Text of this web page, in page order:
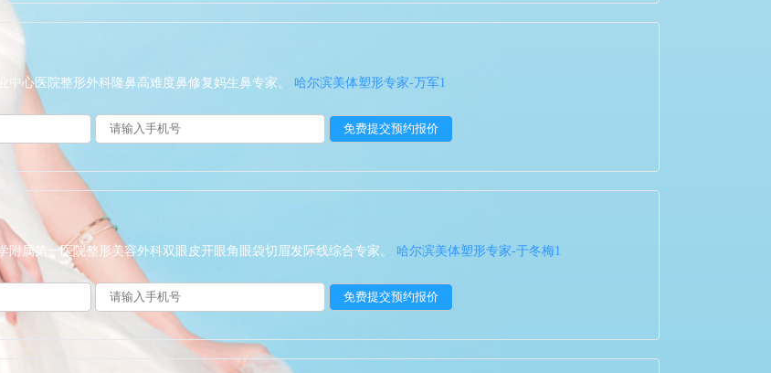
心医院整形外科隆鼻高难度鼻修复妈生鼻专家。 哈尔滨美体塑形专家-万军1
属第一医院整形美容外科双眼皮开眼角眼袋切眉发际线综合专家。 哈尔滨美体塑形专家-于冬梅1